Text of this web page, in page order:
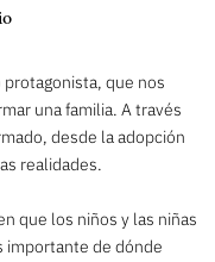
que nos
una familia. A través
desde la adopción
realidades.
que los niños y las niñas
importante de dónde